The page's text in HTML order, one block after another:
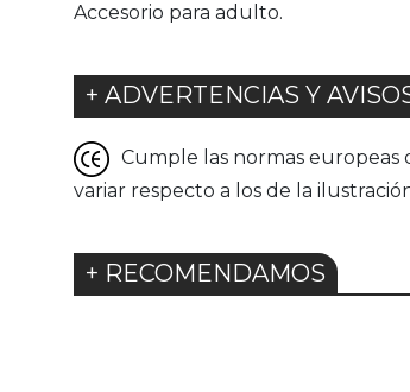
Accesorio para adulto.
+ ADVERTENCIAS Y
Cumple las normas europeas
variar respecto a los de la
+ RECOMENDAMOS